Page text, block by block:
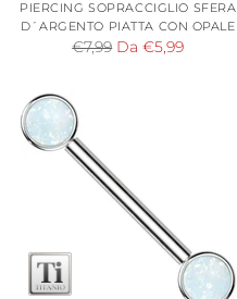
PIERCING SOPRACCIGLIO SFERA
D´ARGENTO PIATTA CON OPALE
Prezzo
€7,99 Da €5,99